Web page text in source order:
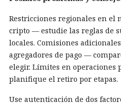
Restricciones regionales en el
cripto — estudie las reglas de
locales. Comisiones
agregadores de pago —
elegir. Límites en operaciones
planifique el retiro por etapas.
Use autenticación de dos